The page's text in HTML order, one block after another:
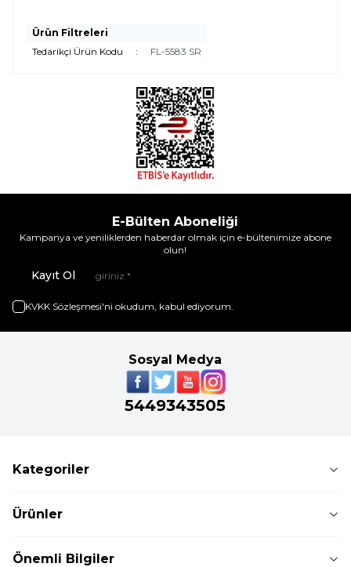
Ürün Filtreleri
Tedarikçi Ürün Kodu
: FL-5583 SR
E-Bülten Aboneliği
Kampanya ve yeniliklerden haberdar olmak için e-bültenimize abone
olun!
Kayıt Ol
KVKK Sözleşmesi'ni okudum, kabul ediyorum.
Sosyal Medya
5449343505
Kategoriler
Ürünler
Önemli Bilgiler